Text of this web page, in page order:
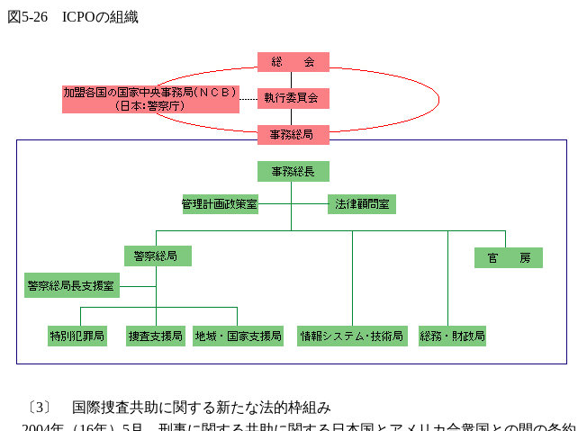
図5-26 ICPOの組織
〔3〕 国際捜査共助に関する新たな法的枠組み